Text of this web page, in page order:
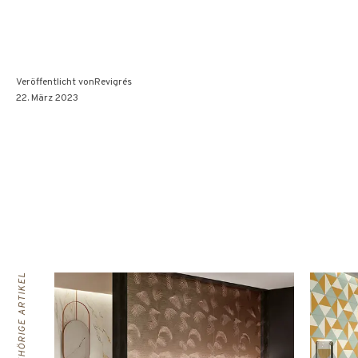
Veröffentlicht vonRevigrés
22. März 2023
ZUGEHÖRIGE ARTIKEL